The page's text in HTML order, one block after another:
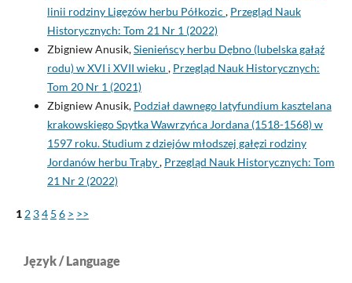
linii rodziny Ligęzów herbu Półkozic , Przegląd Nauk
Historycznych: Tom 21 Nr 1 (2022)
Zbigniew Anusik,Sienieńscy herbu Dębno (lubelska gałąź
rodu) w XVI i XVII wieku , Przegląd Nauk Historycznych:
Tom 20 Nr 1 (2021)
Zbigniew Anusik, Podział dawnego latyfundium kasztelana
krakowskiego Spytka Wawrzyńca Jordana (1518-1568) w
1597 roku. Studium z dziejów młodszej gałęzi rodziny
Jordanów herbu Trąby, Przegląd Nauk Historycznych: Tom
21 Nr 2 (2022)
1 2 34 5 6 > >>
Język / Language